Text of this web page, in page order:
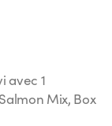
avec 1
Mix, Box